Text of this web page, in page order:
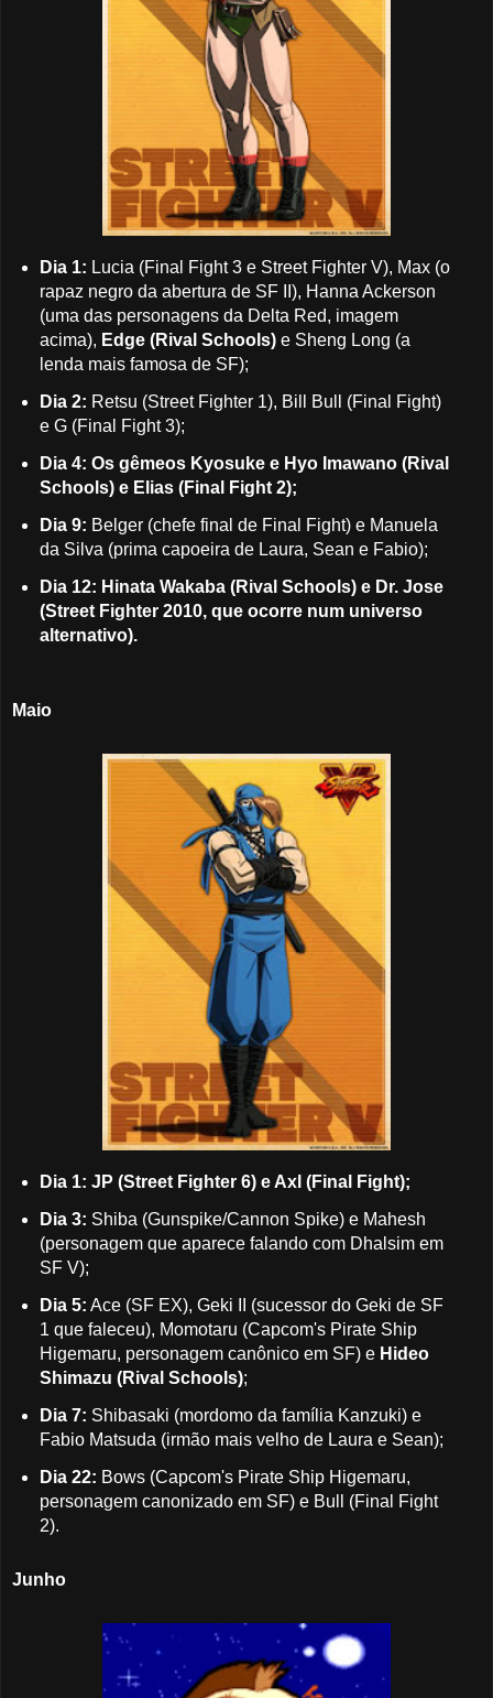
Dia 1: Lucia (Final Fight 3 e Street Fighter V), Max (o
rapaz negro da abertura de SF II), Hanna Ackerson
(uma das personagens da Delta Red, imagem
acima), Edge (Rival Schools)e Sheng Long (a
lenda mais famosa de SF);
Dia 2: Retsu (Street Fighter 1), Bill Bull (Final Fight)
e G (Final Fight 3);
Dia 4: Os gêmeos Kyosuke e Hyo Imawano (Rival
Schools) e Elias (Final Fight 2);
Dia 9: Belger (chefe final de Final Fight) e Manuela
da Silva (prima capoeira de Laura, Sean e Fabio);
Dia 12: Hinata Wakaba (Rival Schools) e Dr. Jose
(Street Fighter 2010, que ocorre num universo
alternativo).
Maio
Dia 1: JP (Street Fighter 6) e Axl (Final Fight);
Dia 3: Shiba (Gunspike/Cannon Spike) e Mahesh
(personagem que aparece falando com Dhalsim em
SF V);
Dia 5: Ace (SF EX), Geki II (sucessor do Geki de SF
1 que faleceu), Momotaru (Capcom's Pirate Ship
Higemaru, personagem canônico em SF) e Hideo
Shimazu (Rival Schools);
Dia 7: Shibasaki (mordomo da família Kanzuki) e
Fabio Matsuda (irmão mais velho de Laura e Sean);
Dia 22: Bows (Capcom's Pirate Ship Higemaru,
personagem canonizado em SF) e Bull (Final Fight
2).
Junho